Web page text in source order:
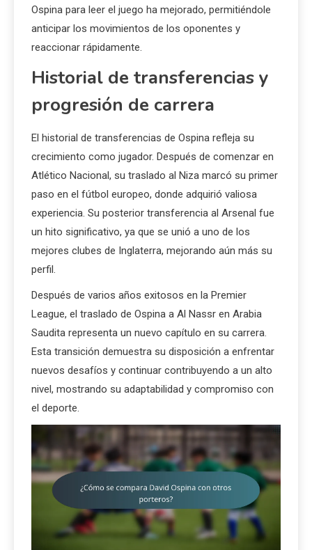
Ospina para leer el juego ha mejorado, permitiéndole
anticipar los movimientos de los oponentes y
reaccionar rápidamente.
Historial de transferencias y
progresión de carrera
El historial de transferencias de Ospina refleja su
crecimiento como jugador. Después de comenzar en
Atlético Nacional, su traslado al Niza marcó su primer
paso en el fútbol europeo, donde adquirió valiosa
experiencia. Su posterior transferencia al Arsenal fue
un hito significativo, ya que se unió a uno de los
mejores clubes de Inglaterra, mejorando aún más su
perfil.
Después de varios años exitosos en la Premier
League, el traslado de Ospina a Al Nassr en Arabia
Saudita representa un nuevo capítulo en su carrera.
Esta transición demuestra su disposición a enfrentar
nuevos desafíos y continuar contribuyendo a un alto
nivel, mostrando su adaptabilidad y compromiso con
el deporte.